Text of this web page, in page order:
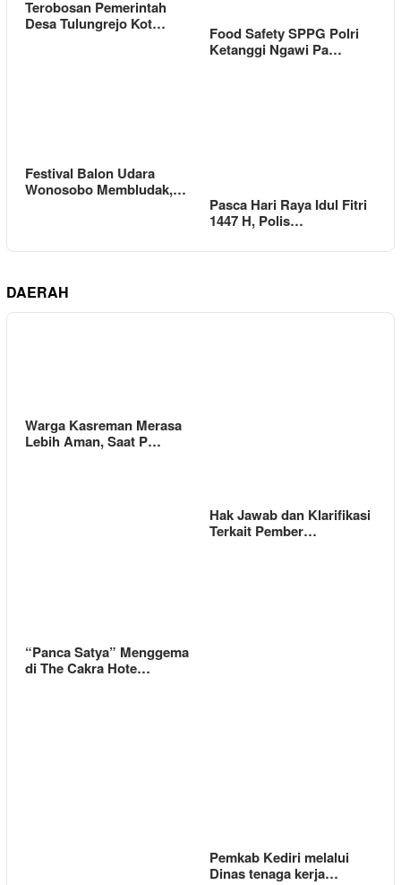
Terobosan Pemerintah
Desa Tulungrejo Kot…
Food Safety SPPG Polri
Ketanggi Ngawi Pa…
Festival Balon Udara
Wonosobo Membludak,…
Pasca Hari Raya Idul Fitri
1447 H, Polis…
DAERAH
Warga Kasreman Merasa
Lebih Aman, Saat P…
Hak Jawab dan Klarifikasi
Terkait Pember…
“Panca Satya” Menggema
di The Cakra Hote…
Pemkab Kediri melalui
Dinas tenaga kerja…